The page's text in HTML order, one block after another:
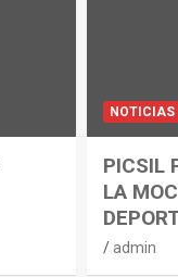
NOTICIAS
PICSIL
LA
admin